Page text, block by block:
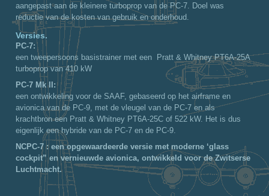
aangepast aan de kleinere turboprop van de PC-7. Doel was
reductie van de kosten van gebruik en onderhoud.
Versies.
PC-7:
een tweepersoons basistrainer met een Pratt & Whitney PT6A-25A
turboprop van 410 kW
PC-7 Mk II:
een ontwikkeling voor de SAAF, gebaseerd op het airframe en
avionica van de PC-9, met de vleugel van de PC-7 en als
krachtbron een Pratt & Whitney PT6A-25C of 522 kW. Het is dus
eigenlijk een hybride van de PC-7 en de PC-9.
NCPC-7 : een opgewaardeerde versie met moderne ‘glass
cockpit” en vernieuwde avionica, ontwikkeld voor de Zwitserse
Luchtmacht.